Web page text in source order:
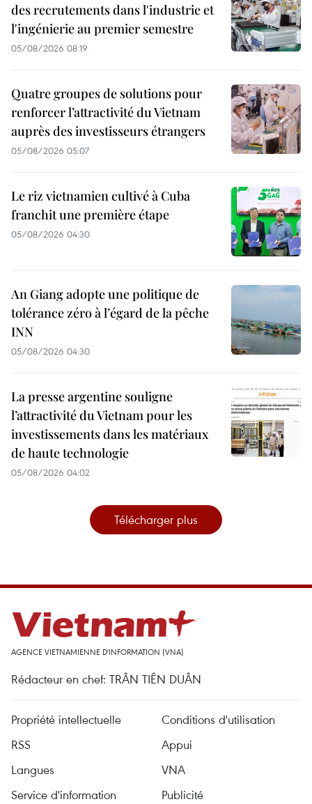
des recrutements dans l'industrie et
l'ingénierie au premier semestre
05/08/2026 08:19
Quatre groupes de solutions pour
renforcer l’attractivité du Vietnam
auprès des investisseurs étrangers
05/08/2026 05:07
Le riz vietnamien cultivé à Cuba
franchit une première étape
05/08/2026 04:30
An Giang adopte une politique de
tolérance zéro à l’égard de la pêche
INN
05/08/2026 04:30
La presse argentine souligne
l’attractivité du Vietnam pour les
investissements dans les matériaux
de haute technologie
05/08/2026 04:02
Télécharger plus
AGENCE VIETNAMIENNE D'INFORMATION (VNA)
Rédacteur en chef: TRÂN TIÊN DUÂN
Propriété intellectuelle
Conditions d'utilisation
RSS
Appui
Langues
VNA
Service d'information
Publicité